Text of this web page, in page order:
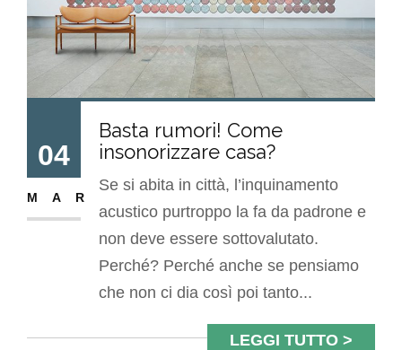
04
MAR
Basta rumori! Come
insonorizzare casa?
Se si abita in città, l’inquinamento
acustico purtroppo la fa da padrone e
non deve essere sottovalutato.
Perché? Perché anche se pensiamo
che non ci dia così poi tanto...
LEGGI TUTTO >